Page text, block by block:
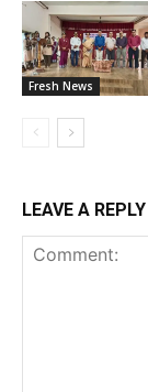
Fresh News
LEAVE A REPLY